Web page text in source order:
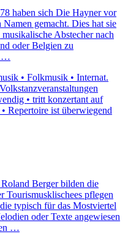
haben sich Die Hayner vor
gemacht. Dies hat sie
Abstecher nach
oder Belgien zu
…
• Folkmusik • Internat.
• tritt konzertant auf
Repertoire ist überwiegend
Berger bilden die
Tourismusklischees pflegen
typisch für das Mostviertel
oder Texte angewiesen
…